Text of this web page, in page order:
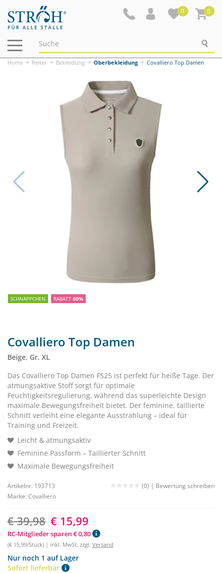
0 0
Navigation
ein-/ausblenden
Home Reiter Bekleidung Oberbekleidung Covalliero Top Damen
SCHNÄPPCHEN RABATT 60%
Covalliero Top Damen
Beige, Gr. XL
Das Covalliero Top Damen FS25 ist perfekt für heiße Tage. Der
atmungsaktive Stoff sorgt für optimale
Feuchtigkeitsregulierung, während das superleichte Design
maximale Bewegungsfreiheit bietet. Der feminine, taillierte
Schnitt verleiht eine elegante Ausstrahlung – ideal für
Training und Freizeit.
Leicht & atmungsaktiv
Feminine Passform – Taillierter Schnitt
Maximale Bewegungsfreiheit
Artikelnr. 193713 (0) | Bewertung schreiben
Marke: Covalliero
€ 39,98 € 15,99
RC-Mitglieder sparen € 0,80
(€ 15,99/Stück) | inkl. MwSt. zzgl. Versand
Nur noch 1 auf Lager
Sofort lieferbar